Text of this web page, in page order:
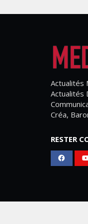
Actualités
Actualités
Créa,
RESTER